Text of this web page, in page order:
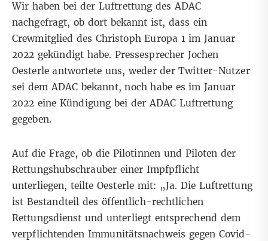
Wir haben bei der Luftrettung des ADAC
nachgefragt, ob dort bekannt ist, dass ein
Crewmitglied des Christoph Europa 1 im Januar
2022 gekündigt habe. Pressesprecher Jochen
Oesterle antwortete uns, weder der Twitter-Nutzer
sei dem ADAC bekannt, noch habe es im Januar
2022 eine Kündigung bei der ADAC Luftrettung
gegeben.
Auf die Frage, ob die Pilotinnen und Piloten der
Rettungshubschrauber einer Impfpflicht
unterliegen, teilte Oesterle mit: „Ja. Die Luftrettung
ist Bestandteil des öffentlich-rechtlichen
Rettungsdienst und unterliegt entsprechend dem
verpflichtenden Immunitätsnachweis gegen Covid-